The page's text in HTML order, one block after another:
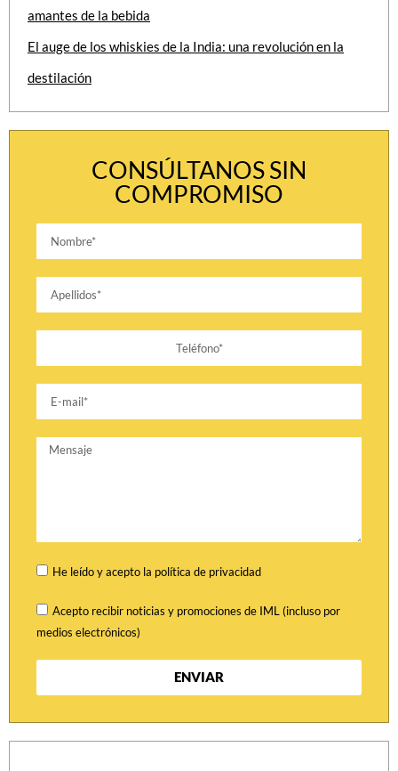
amantes de la bebida
El auge de los whiskies de la India: una revolución en la
destilación
CONSÚLTANOS SIN
COMPROMISO
He leído y acepto la política de privacidad
Acepto recibir noticias y promociones de IML (incluso por
medios electrónicos)
ENVIAR